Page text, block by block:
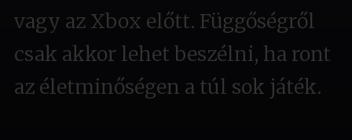
vagy az Xbox előtt. Függőségről
csak akkor lehet beszélni, ha ront
az életminőségen a túl sok játék.